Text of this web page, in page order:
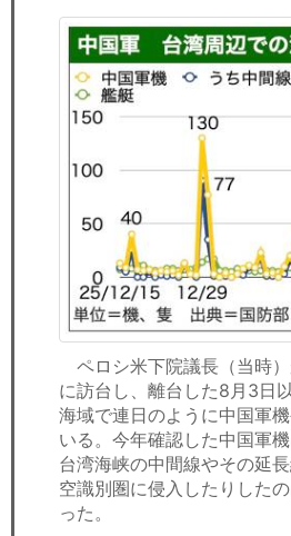
ペロシ米下院議長（当時
に訪台し、離台した8月3日
海域で連日のように中国軍
いる。今年確認した中国軍
台湾海峡の中間線やその延
空識別圏に侵入したりした
った。